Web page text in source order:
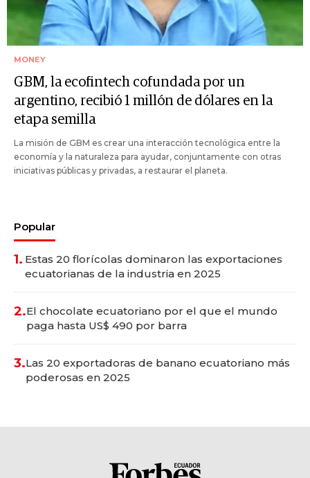
MONEY
GBM, la ecofintech cofundada por un
argentino, recibió 1 millón de dólares en la
etapa semilla
La misión de GBM es crear una interacción tecnológica entre la
economía y la naturaleza para ayudar, conjuntamente con otras
iniciativas públicas y privadas, a restaurar el planeta.
Popular
1. Estas 20 florícolas dominaron las exportaciones
ecuatorianas de la industria en 2025
2.El chocolate ecuatoriano por el que el mundo
paga hasta US$ 490 por barra
3.Las 20 exportadoras de banano ecuatoriano más
poderosas en 2025